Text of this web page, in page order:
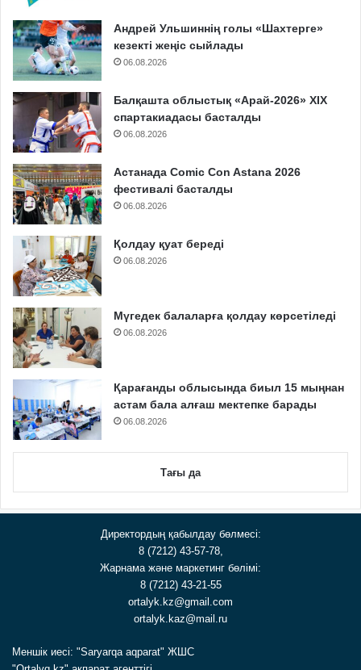
Андрей Ульшиннің голы «Шахтерге»
кезекті жеңіс сыйлады
06.08.2026
Балқашта облыстық «Арай-2026» XIX
спартакиадасы басталды
06.08.2026
Астанада Comic Con Astana 2026
фестивалі басталды
06.08.2026
Қолдау қуат береді
06.08.2026
Мүгедек балаларға қолдау көрсетіледі
06.08.2026
Қарағанды облысында биыл 15 мыңнан
астам бала алғаш мектепке барады
06.08.2026
Тағы да
Директордың қабылдау бөлмесі:
8 (7212) 43-57-78,
Жарнама және маркетинг бөлімі:
8 (7212) 43-21-55
ortalyk.kz@gmail.com
ortalyk.kaz@mail.ru
Меншік иесі: "Saryarqa aqparat" ЖШС